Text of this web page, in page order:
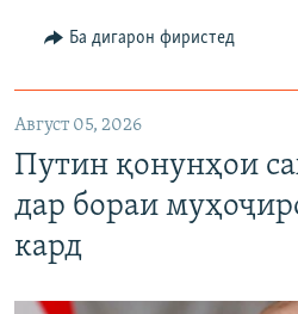
Ба дигарон фиристед
Август 05, 2026
Путин қонунҳои
дар бораи
кард